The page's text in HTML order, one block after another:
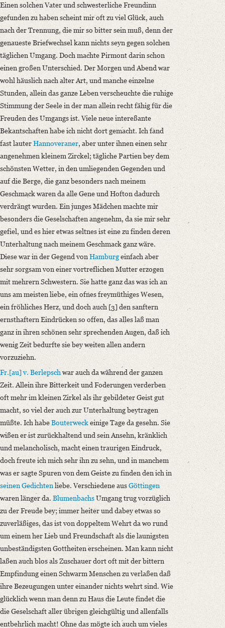
Einen solchen Vater und schwesterliche Freundinn
gefunden zu haben scheint mir oft zu viel Glück, auch
nach der Trennung, die mir so bitter sein muß, denn der
genaueste Briefwechsel kann nichts seyn gegen solchen
täglichen Umgang. Doch machte Pirmont darin schon
einen großen Unterschied. Der Morgen und Abend war
wohl häuslich nach alter Art, und manche einzelne
Stunden, allein das ganze Leben verscheuchte die ruhige
Stimmung der Seele in der man allein recht fähig für die
Freuden des Umgangs ist.Viele neue intereßante
Bekantschaften habe ich nicht dort gemacht. Ich fand
fast lauterHannoveraner, aber unter ihnen einen sehr
angenehmen kleinem Zirckel; tägliche Partien bey dem
schönsten Wetter, in den umliegenden Gegenden und
auf die Berge, die ganz besonders nach meinem
Geschmack waren da alle Gene und Hofton dadurch
verdrängt wurden. Ein junges Mädchen machte mir
besonders die Geselschaften angenehm, da sie mir sehr
gefiel, und es hier etwas seltnes ist eine zu finden deren
Unterhaltung nach meinem Geschmack ganz wäre.
Diese war in der Gegend vonHamburgeinfach aber
sehr sorgsam von einer vortreflichen Mutter erzogen
mit mehrern Schwestern. Sie hatte ganz das was ich an
uns am meisten liebe, ein ofnes freymüthiges Wesen,
ein fröhliches Herz, und doch auch [3] den sanftern
ernsthaftern Eindrücken so offen, das alles laß man
ganz in ihren schönen sehr sprechenden Augen, daß ich
wenig Zeit bedurfte sie bey weiten allen andern
vorzuziehn.
Fr.[au] v. Berlepsch war auch da während der ganzen
Zeit. Allein ihre Bitterkeit und Foderungen verderben
oft mehr im kleinen Zirkel als ihr gebildeter Geist gut
macht, so viel der auch zur Unterhaltung beytragen
müßte. Ich habeBouterweckeinige Tage da gesehn. Sie
wißen er ist zurückhaltend und sein Ansehn, kränklich
und melancholisch, macht einen traurigen Eindruck,
doch freute ich mich sehr ihn zu sehn, und in manchem
was er sagte Spuren von dem Geiste zu finden den ich in
seinen Gedichtenliebe. Verschiedene ausGöttingen
waren länger da. BlumenbachsUmgang trug vorzüglich
zu der Freude bey; immer heiter und dabey etwas so
zuverläßiges, das ist von doppeltem Wehrt da wo rund
um einem her Lieb und Freundschaft als die launigsten
unbeständigsten Gottheiten erscheinen. Man kann nicht
laßen auch blos als Zuschauer dort oft mit der bittern
Empfindung einen Schwarm Menschen zu verlaßen daß
ihre Bezeugungen unter einander nichts wehrt sind. Wie
glücklich wenn man denn zu Haus die Leute findet die
die Geselschaft aller übrigen gleichgültig und allenfalls
entbehrlich macht! Ohne das mögte ich auch um vieles